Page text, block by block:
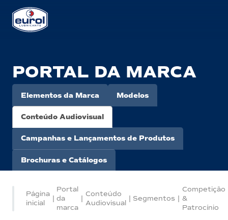
PORTAL DA MARCA
Elementos da Marca Modelos
Conteúdo Audiovisual
Campanhas e Lançamentos de Produtos
Brochuras e Catálogos
Página
inicial
|
Portal
da
marca
|
Conteúdo
Audiovisual
| Segmentos |
Competição
&
Patrocínio